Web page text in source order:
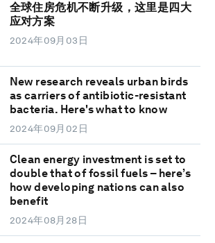
全球住房危机不断升级，这里是四大
应对方案
2024年09月03日
New research reveals urban birds
as carriers of antibiotic-resistant
bacteria. Here's what to know
2024年09月02日
Clean energy investment is set to
double that of fossil fuels – here’s
how developing nations can also
benefit
2024年08月28日